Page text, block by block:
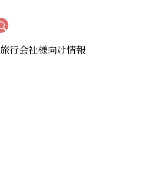
旅行会社様向け情報